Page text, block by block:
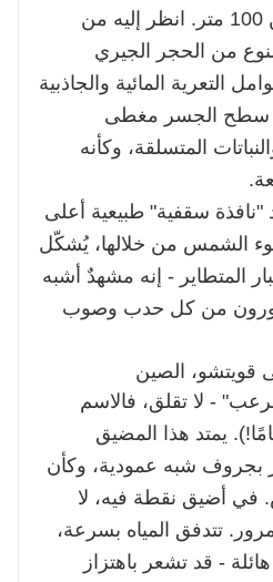
30 مترًا، وعمق يزيد عن 100 متر. انظر إليه من
من الحجر الجيري
التعرية المائية والجاذبية
سطح الجسر مغطى
المتسلقة، وكأنه
"نافذة سقفية" طبيعية أعلى
الشمس من خلالها، يُشكّل
المتطاير - إنه مشهدٌ أشبه
من كل حدب وصوب
- لا تقلق، فالاسم
يمتد هذا المضيق
ويتميز بجروف شبه عمودية، وكأن
في أضيق نقطة فيه، لا
تتدفق المياه بسرعة،
- قد تشعر باهتزاز